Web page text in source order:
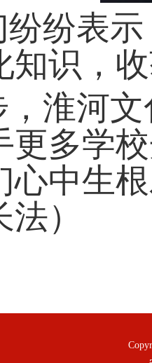
纷纷表
知识，
淮河
更多学
心中生
）